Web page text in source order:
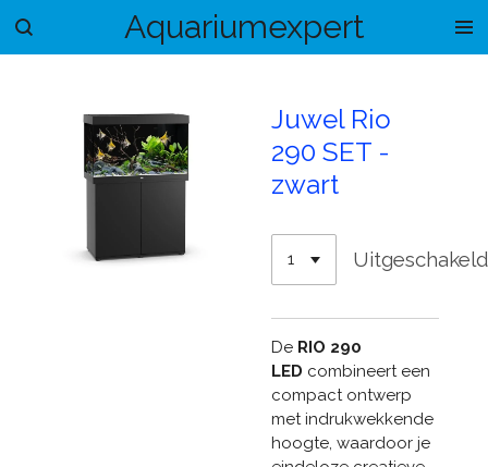
Ga
hoofdinhoud
Aquariumexpert
Juwel Rio
290 SET -
zwart
De RIO 290
LED combineert een
compact ontwerp
met indrukwekkende
hoogte, waardoor je